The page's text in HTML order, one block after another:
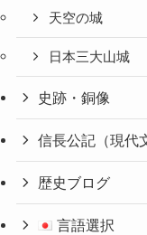
天空の城
日本三大山城
史跡・銅像
信長公記（現代
歴史ブログ
言語選択